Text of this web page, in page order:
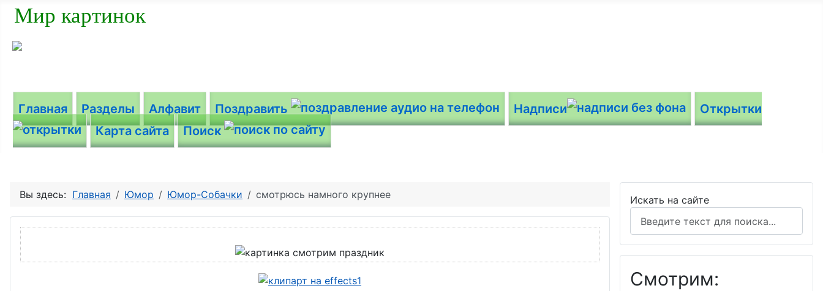
Мир картинок
Главная Разделы Алфавит Поздравить Надписи
Открытки
Карта сайта
Поиск
Вы здесь: Главная Юмор Юмор-Собачки смотрюсь намного крупнее Искать на сайте
Смотрим: